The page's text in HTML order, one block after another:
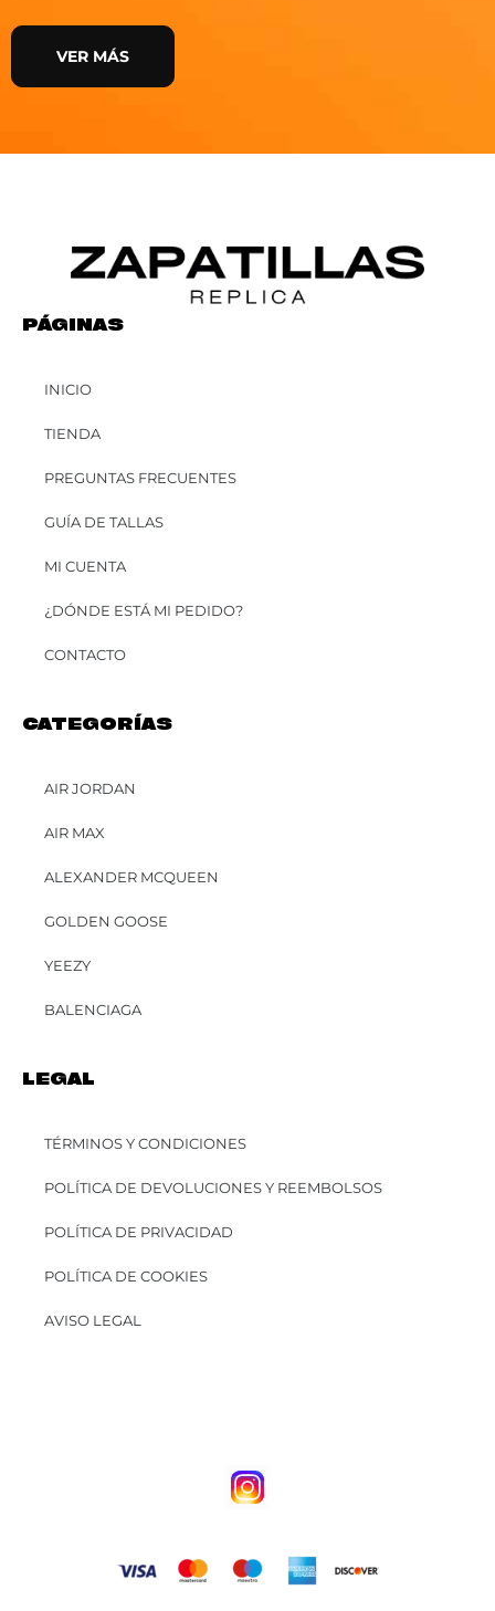
VER MÁS
PÁGINAS
INICIO
TIENDA
PREGUNTAS FRECUENTES
GUÍA DE TALLAS
MI CUENTA
¿DÓNDE ESTÁ MI PEDIDO?
CONTACTO
CATEGORÍAS
AIR JORDAN
AIR MAX
ALEXANDER MCQUEEN
GOLDEN GOOSE
YEEZY
BALENCIAGA
LEGAL
TÉRMINOS Y CONDICIONES
POLÍTICA DE DEVOLUCIONES Y REEMBOLSOS
POLÍTICA DE PRIVACIDAD
POLÍTICA DE COOKIES
AVISO LEGAL